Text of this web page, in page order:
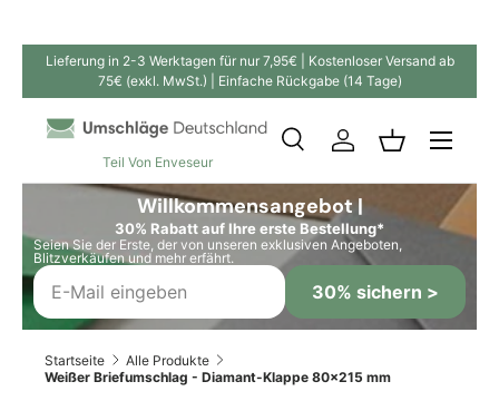
Direkt zum Inhalt
Lieferung in 2-3 Werktagen für nur 7,95€ | Kostenloser Versand ab
75€ (exkl. MwSt.) | Einfache Rückgabe (14 Tage)
Teil Von Enveseur
SuchenSuchen
SucheEinloggen
Willkommensangebot |
30% Rabatt auf Ihre erste Bestellung*
Seien Sie der Erste, der von unseren exklusiven Angeboten,
Blitzverkäufen und mehr erfährt.
30% sichern >
Startseite
Alle Produkte
Weißer Briefumschlag - Diamant-Klappe 80x215 mm